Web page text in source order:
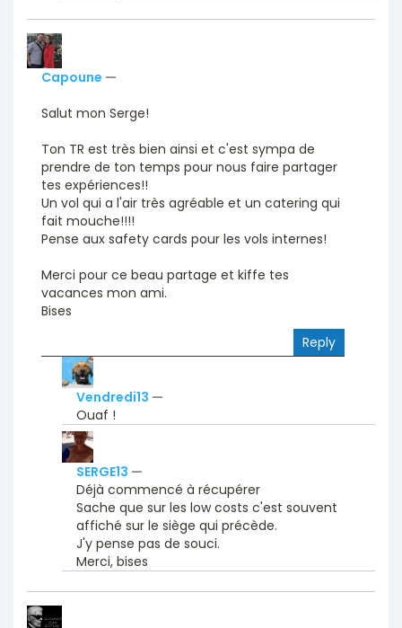
Capoune —
Salut mon Serge!
Ton TR est très bien ainsi et c'est sympa de
prendre de ton temps pour nous faire partager
tes expériences!!
Un vol qui a l'air très agréable et un catering qui
fait mouche!!!!
Pense aux safety cards pour les vols internes!
Merci pour ce beau partage et kiffe tes
vacances mon ami.
Bises
Reply
Vendredi13 —
Ouaf !
SERGE13 —
Déjà commencé à récupérer
Sache que sur les low costs c'est souvent
affiché sur le siège qui précède.
J'y pense pas de souci.
Merci, bises